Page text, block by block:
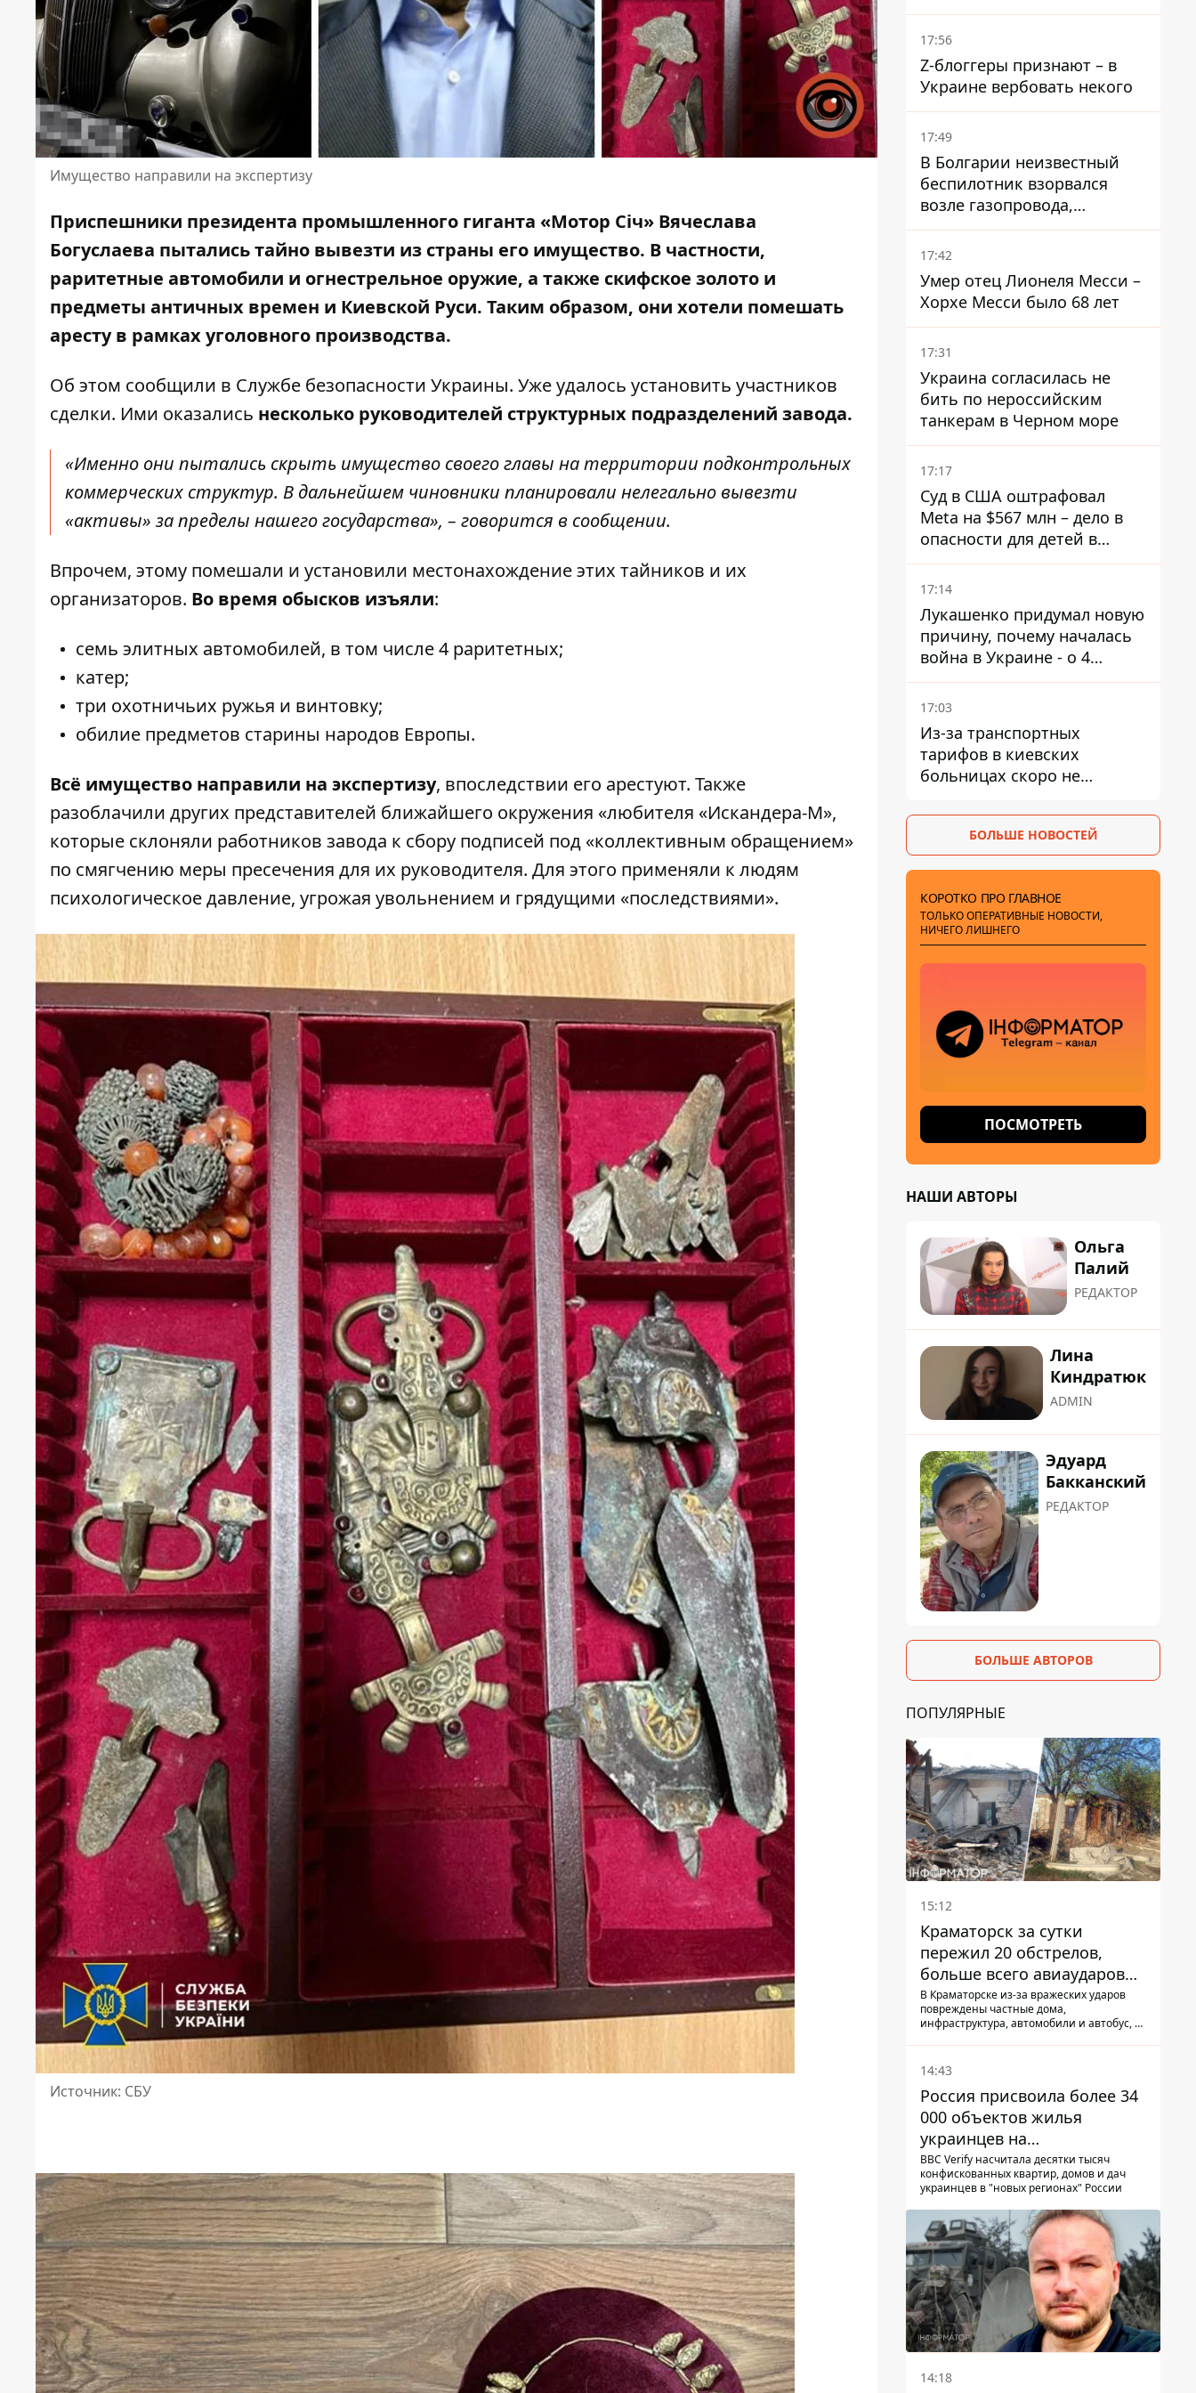
Имущество направили на экспертизу
Приспешники президента промышленного гиганта «Мотор Сiч» Вячеслава
Богуслаева пытались тайно вывезти из страны его имущество. В частности,
раритетные автомобили и огнестрельное оружие, а также скифское золото и
предметы античных времен и Киевской Руси. Таким образом, они хотели помешать
аресту в рамках уголовного производства.
Об этом сообщили в Службе безопасности Украины. Уже удалось установить участников
сделки. Ими оказались несколько руководителей структурных подразделений завода.
«Именно они пытались скрыть имущество своего главы на территории подконтрольных
коммерческих структур. В дальнейшем чиновники планировали нелегально вывезти
«активы» за пределы нашего государства», – говорится в сообщении.
Впрочем, этому помешали и установили местонахождение этих тайников и их
организаторов. Во время обысков изъяли:
семь элитных автомобилей, в том числе 4 раритетных;
катер;
три охотничьих ружья и винтовку;
обилие предметов старины народов Европы.
Всё имущество направили на экспертизу, впоследствии его арестуют. Также
разоблачили других представителей ближайшего окружения «любителя «Искандера-М»,
которые склоняли работников завода к сбору подписей под «коллективным обращением»
по смягчению меры пресечения для их руководителя. Для этого применяли к людям
психологическое давление, угрожая увольнением и грядущими «последствиями».
Источник: СБУ
получили приказ свободно
охотиться на автомобили
17:56
Z-блоггеры признают – в
Украине вербовать некого
17:49
В Болгарии неизвестный
беспилотник взорвался
возле газопровода,
которым поставляют газ в
Украину
17:42
Умер отец Лионеля Месси –
Хорхе Месси было 68 лет
17:31
Украина согласилась не
бить по нероссийским
танкерам в Черном море
17:17
Суд в США оштрафовал
Meta на $567 млн ​​– дело в
опасности для детей в
соцсетях
17:14
Лукашенко придумал новую
причину, почему началась
война в Украине - о 4
позициях речь не идет
17:03
Из-за транспортных
тарифов в киевских
больницах скоро не
санитарок - профессор
Голубовская
БОЛЬШЕ НОВОСТЕЙ
КОРОТКО ПРО ГЛАВНОЕ
ТОЛЬКО ОПЕРАТИВНЫЕ НОВОСТИ,
НИЧЕГО ЛИШНЕГО
ПОСМОТРЕТЬ
НАШИ АВТОРЫ
Ольга
Палий
РЕДАКТОР
Лина
Киндратюк
ADMIN
Эдуард
Бакканский
РЕДАКТОР
БОЛЬШЕ АВТОРОВ
ПОПУЛЯРНЫЕ
15:12
Краматорск за сутки
пережил 20 обстрелов,
больше всего авиаударов
КАБ-250
В Краматорске из-за вражеских ударов
повреждены частные дома,
инфраструктура, автомобили и автобус, а
14:43
Россия присвоила более 34
000 объектов жилья
украинцев на
оккупированных
территориях -
BBC Verify насчитала десятки тысяч
конфискованных квартир, домов и дач
украинцев в "новых регионах" России
14:18